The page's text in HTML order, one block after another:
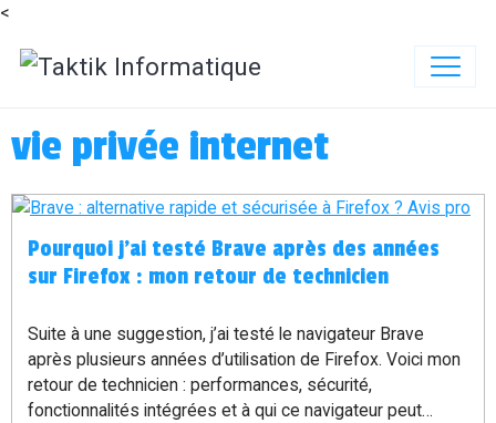
<
vie privée internet
Pourquoi j’ai testé Brave après des années
sur Firefox : mon retour de technicien
Suite à une suggestion, j’ai testé le navigateur Brave
après plusieurs années d’utilisation de Firefox. Voici mon
retour de technicien : performances, sécurité,
fonctionnalités intégrées et à qui ce navigateur peut